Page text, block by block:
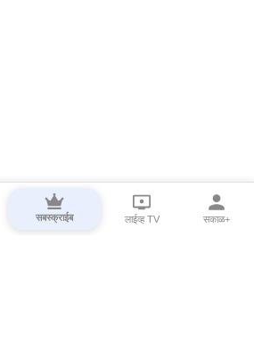
सबस्क्राईब लाईव्ह TV सकाळ+